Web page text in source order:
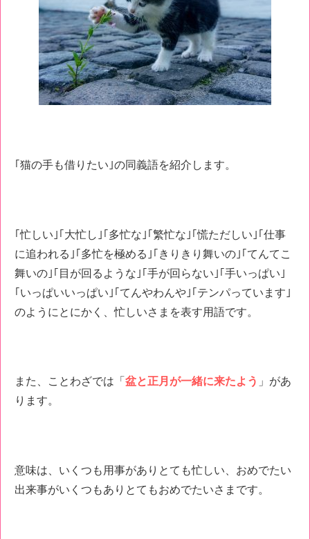
｢猫の手も借りたい｣の同義語を紹介します。
｢忙しい｣｢大忙し｣｢多忙な｣｢繁忙な｣｢慌ただしい｣｢仕事
に追われる｣｢多忙を極める｣｢きりきり舞いの｣｢てんてこ
舞いの｣｢目が回るような｣｢手が回らない｣｢手いっぱい｣
｢いっぱいいっぱい｣｢てんやわんや｣｢テンパっています｣
のようにとにかく、忙しいさまを表す用語です。
また、ことわざでは「 盆と正月が一緒に来たよう 」があ
ります。
意味は、いくつも用事がありとても忙しい、おめでたい
出来事がいくつもありとてもおめでたいさまです。